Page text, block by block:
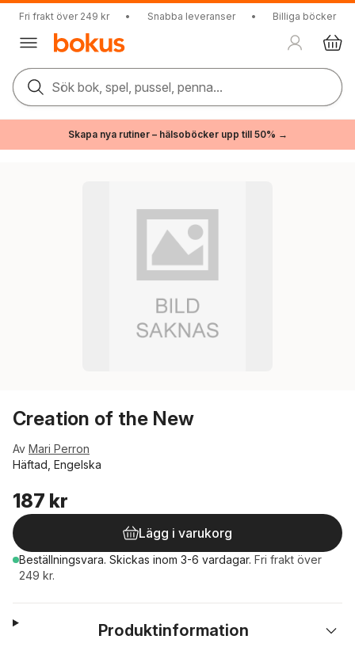
Fri frakt över 249 kr • Snabba leveranser • Billiga böcker
Sök bok, spel, pussel, penna...
Skapa nya rutiner – hälsoböcker upp till 50% →
Creation of the New
Av Mari Perron
Häftad, Engelska
187 kr
Lägg i varukorg
Beställningsvara. Skickas inom 3-6 vardagar. Fri frakt över
249 kr.
Produktinformation